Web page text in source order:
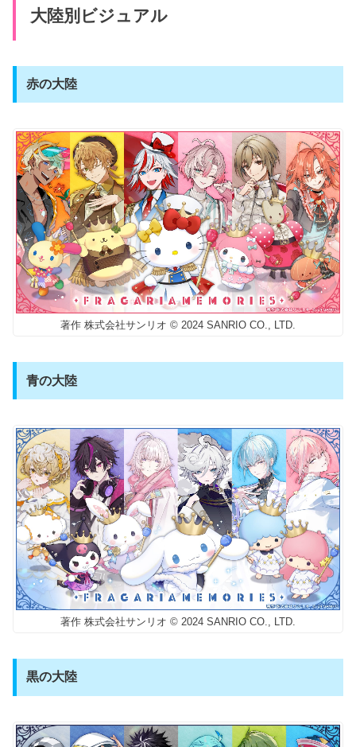
大陸別ビジュアル
赤の大陸
著作 株式会社サンリオ © 2024 SANRIO CO., LTD.
青の大陸
著作 株式会社サンリオ © 2024 SANRIO CO., LTD.
黒の大陸